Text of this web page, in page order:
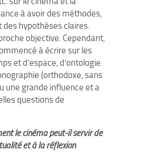
à avoir des méthodes,
des hypothèses claires.
objective. Cependant,
à écrire sur les
et d’espace, d’ontologie
(orthodoxe, sans
une grande influence et a
questions de
le cinéma peut-il servir de
et à la réflexion